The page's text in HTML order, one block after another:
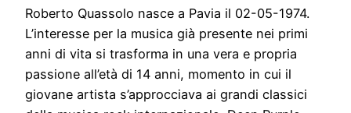
Roberto Quassolo nasce a Pavia il 02-05-1974.
L’interesse per la musica già presente nei primi
anni di vita si trasforma in una vera e propria
passione all’età di 14 anni, momento in cui il
giovane artista s’approcciava ai grandi classici